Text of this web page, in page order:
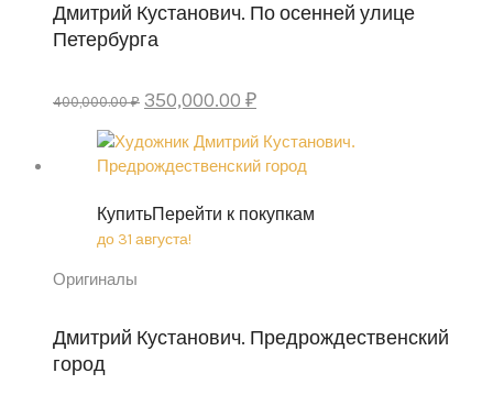
Дмитрий Кустанович. По осенней улице
Петербурга
400,000.00 ₽ Original
was:
400,000.00 ₽.
350,000.00 ₽Current
is:
350,000.00 ₽.
КупитьПерейти к покупкам
до 31 августа!
Оригиналы
Дмитрий Кустанович. Предрождественский
город